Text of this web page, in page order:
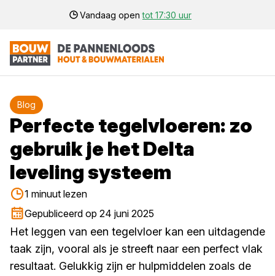
Vandaag opentot 17:30 uur
Blog
Perfecte tegelvloeren: zo
gebruik je het Delta
leveling systeem
1 minuut lezen
Gepubliceerd op 24 juni 2025
Het leggen van een tegelvloer kan een uitdagende
taak zijn, vooral als je streeft naar een perfect vlak
resultaat. Gelukkig zijn er hulpmiddelen zoals de